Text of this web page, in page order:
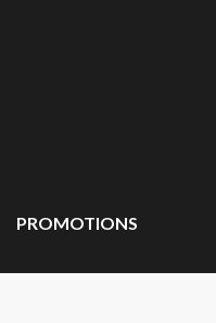
PROMOTIONS